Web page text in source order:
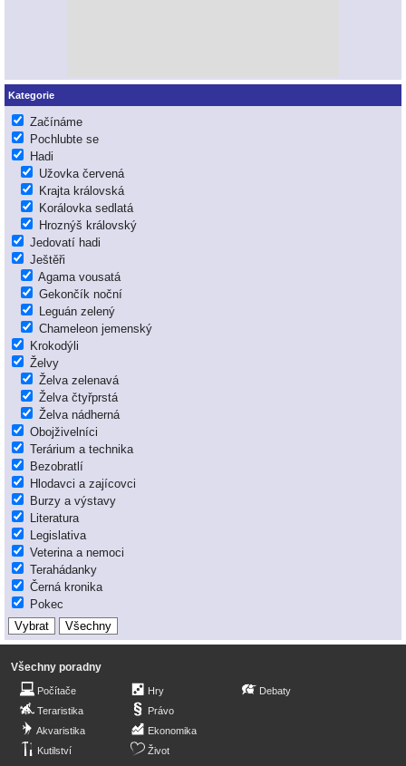
Kategorie
Začínáme
Pochlubte se
Hadi
Užovka červená
Krajta královská
Korálovka sedlatá
Hroznýš královský
Jedovatí hadi
Ještěři
Agama vousatá
Gekončík noční
Leguán zelený
Chameleon jemenský
Krokodýli
Želvy
Želva zelenavá
Želva čtyřprstá
Želva nádherná
Obojživelníci
Terárium a technika
Bezobratlí
Hlodavci a zajícovci
Burzy a výstavy
Literatura
Legislativa
Veterina a nemoci
Terahádanky
Černá kronika
Pokec
Všechny poradny
Počítače
Teraristika
Akvaristika
Kutilství
Hry
Právo
Ekonomika
Život
Debaty